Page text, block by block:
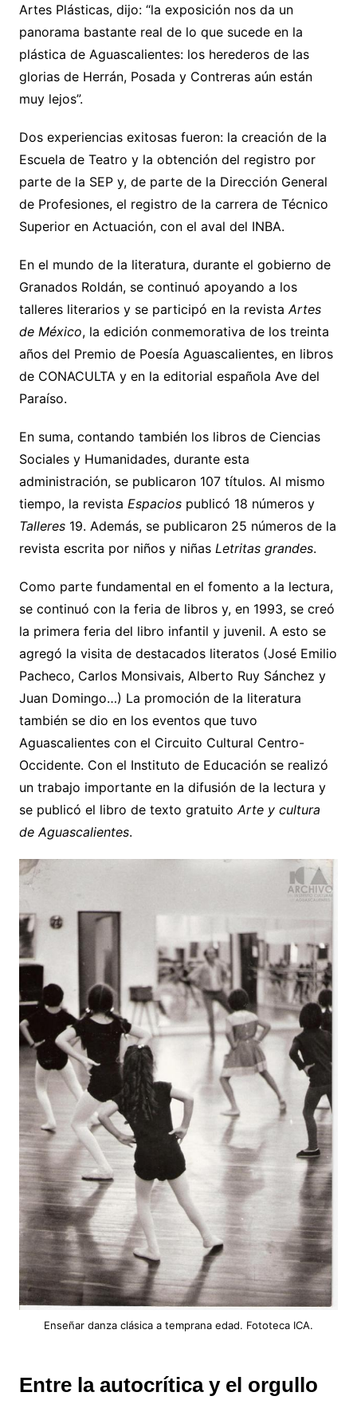
Artes Plásticas, dijo: “la exposición nos da un
panorama bastante real de lo que sucede en la
plástica de Aguascalientes: los herederos de las
glorias de Herrán, Posada y Contreras aún están
muy lejos”.
Dos experiencias exitosas fueron: la creación de la
Escuela de Teatro y la obtención del registro por
parte de la SEP y, de parte de la Dirección General
de Profesiones, el registro de la carrera de Técnico
Superior en Actuación, con el aval del INBA.
En el mundo de la literatura, durante el gobierno de
Granados Roldán, se continuó apoyando a los
talleres literarios y se participó en la revistaArtes
de México, la edición conmemorativa de los treinta
años del Premio de Poesía Aguascalientes, en libros
de CONACULTA y en la editorial española Ave del
Paraíso.
En suma, contando también los libros de Ciencias
Sociales y Humanidades, durante esta
administración, se publicaron 107 títulos. Al mismo
tiempo, la revista Espacios publicó 18 números y
Talleres 19. Además, se publicaron 25 números de la
revista escrita por niños y niñas Letritas grandes.
Como parte fundamental en el fomento a la lectura,
se continuó con la feria de libros y, en 1993, se creó
la primera feria del libro infantil y juvenil. A esto se
agregó la visita de destacados literatos (José Emilio
Pacheco, Carlos Monsivais, Alberto Ruy Sánchez y
Juan Domingo…) La promoción de la literatura
también se dio en los eventos que tuvo
Aguascalientes con el Circuito Cultural Centro-
Occidente. Con el Instituto de Educación se realizó
un trabajo importante en la difusión de la lectura y
se publicó el libro de texto gratuitoArte y cultura
de Aguascalientes.
Enseñar danza clásica a temprana edad. Fototeca ICA.
Entre la autocrítica y el orgullo